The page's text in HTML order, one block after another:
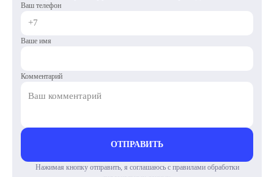
Ваш телефон
Ваше имя
Комментарий
ОТПРАВИТЬ
Нажимая кнопку отправить, я соглашаюсь с правилами обработки